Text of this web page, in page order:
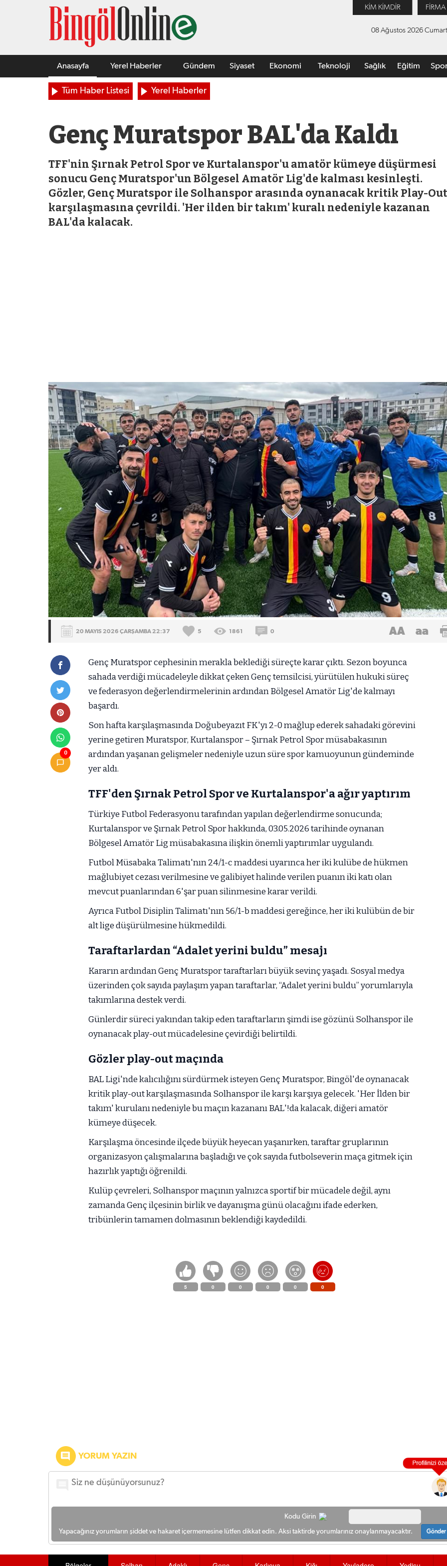
KİM KİMDİR FİRMA
08 Ağustos 2026
Anasayfa Yerel Haberler Gündem Siyaset Ekonomi Teknoloji Sağlık Eğitim
Tüm Haber Listesi Yerel Haberler
Genç Muratspor BAL'da Kaldı
TFF'nin Şırnak Petrol Spor ve Kurtalanspor'u amatör kümeye düşürmesi
sonucu Genç Muratspor'un Bölgesel Amatör Lig'de kalması kesinleşti.
Gözler, Genç Muratspor ile Solhanspor arasında oynanacak kritik Play-Out
karşılaşmasına çevrildi. 'Her ilden bir takım' kuralı nedeniyle kazanan
BAL'da kalacak.
20 MAYIS 2026 ÇARŞAMBA 22:37 5 1861 0 AA aa
0
Genç Muratspor cephesinin merakla beklediği süreçte karar çıktı. Sezon boyunca
sahada verdiği mücadeleyle dikkat çeken Genç temsilcisi, yürütülen hukuki süreç
ve federasyon değerlendirmelerinin ardından Bölgesel Amatör Lig'de kalmayı
başardı.
Son hafta karşılaşmasında Doğubeyazıt FK'yı 2-0 mağlup ederek sahadaki görevini
yerine getiren Muratspor, Kurtalanspor – Şırnak Petrol Spor müsabakasının
ardından yaşanan gelişmeler nedeniyle uzun süre spor kamuoyunun gündeminde
yer aldı.
TFF'den Şırnak Petrol Spor ve Kurtalanspor'a ağır yaptırım
Türkiye Futbol Federasyonu tarafından yapılan değerlendirme sonucunda;
Kurtalanspor ve Şırnak Petrol Spor hakkında, 03.05.2026 tarihinde oynanan
Bölgesel Amatör Lig müsabakasına ilişkin önemli yaptırımlar uygulandı.
Futbol Müsabaka Talimatı'nın 24/1-c maddesi uyarınca her iki kulübe de hükmen
mağlubiyet cezası verilmesine ve galibiyet halinde verilen puanın iki katı olan
mevcut puanlarından 6'şar puan silinmesine karar verildi.
Ayrıca Futbol Disiplin Talimatı'nın 56/1-b maddesi gereğince, her iki kulübün de bir
alt lige düşürülmesine hükmedildi.
Taraftarlardan “Adalet yerini buldu” mesajı
Kararın ardından Genç Muratspor taraftarları büyük sevinç yaşadı. Sosyal medya
üzerinden çok sayıda paylaşım yapan taraftarlar, “Adalet yerini buldu” yorumlarıyla
takımlarına destek verdi.
Günlerdir süreci yakından takip eden taraftarların şimdi ise gözünü Solhanspor ile
oynanacak play-out mücadelesine çevirdiği belirtildi.
Gözler play-out maçında
BAL Ligi'nde kalıcılığını sürdürmek isteyen Genç Muratspor, Bingöl'de oynanacak
kritik play-out karşılaşmasında Solhanspor ile karşı karşıya gelecek. 'Her İlden bir
takım' kurulanı nedeniyle bu maçın kazananı BAL'!da kalacak, diğeri amatör
kümeye düşecek.
Karşılaşma öncesinde ilçede büyük heyecan yaşanırken, taraftar gruplarının
organizasyon çalışmalarına başladığı ve çok sayıda futbolseverin maça gitmek için
hazırlık yaptığı öğrenildi.
Kulüp çevreleri, Solhanspor maçının yalnızca sportif bir mücadele değil, aynı
zamanda Genç ilçesinin birlik ve dayanışma günü olacağını ifade ederken,
tribünlerin tamamen dolmasının beklendiği kaydedildi.
5 0 0 0 0 0
YORUM YAZIN
Kodu Girin
Yapacağınız yorumların şiddet ve hakaret içermemesine lütfen dikkat edin. Aksi taktirde yorumlarınız onaylanmayacaktır. Gönder